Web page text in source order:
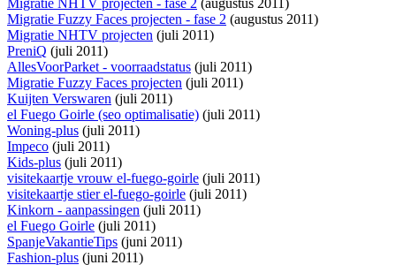
Migratie NHTV projecten - fase 2 (augustus 2011)
Migratie Fuzzy Faces projecten - fase 2 (augustus 2011)
Migratie NHTV projecten (juli 2011)
PreniQ (juli 2011)
AllesVoorParket - voorraadstatus (juli 2011)
Migratie Fuzzy Faces projecten (juli 2011)
Kuijten Verswaren (juli 2011)
el Fuego Goirle (seo optimalisatie) (juli 2011)
Woning-plus (juli 2011)
Impeco (juli 2011)
Kids-plus (juli 2011)
visitekaartje vrouw el-fuego-goirle (juli 2011)
visitekaartje stier el-fuego-goirle (juli 2011)
Kinkorn - aanpassingen (juli 2011)
el Fuego Goirle (juli 2011)
SpanjeVakantieTips (juni 2011)
Fashion-plus (juni 2011)